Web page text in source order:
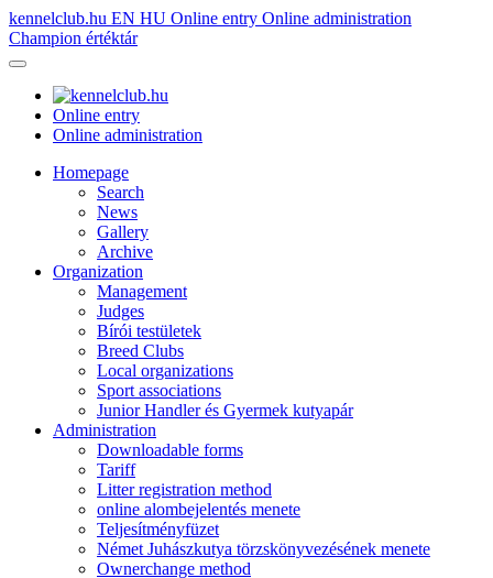
kennelclub.hu EN HU Online entry Online administration
Champion értéktár
Online entry
Online administration
Homepage
Search
News
Gallery
Archive
Organization
Management
Judges
Bírói testületek
Breed Clubs
Local organizations
Sport associations
Junior Handler és Gyermek kutyapár
Administration
Downloadable forms
Tariff
Litter registration method
online alombejelentés menete
Teljesítményfüzet
Német Juhászkutya törzskönyvezésének menete
Ownerchange method